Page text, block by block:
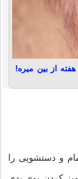
هر زخم و بخیه با این روش در 3 هفته از بین میره!
و دستشویی را